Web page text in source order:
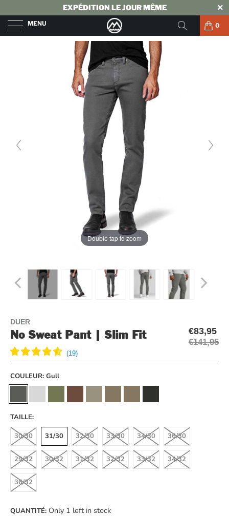
EXPÉDITION LE JOUR MÊME
MENU 0
Double tap to zoom
DUER
No Sweat Pant | Slim Fit €83,95
€141,95
TAILLE:
30/30 31/30 32/30 33/30 34/30 36/30
29/32 30/32 31/32 32/32 33/32 34/32
36/32
COULEUR: Gull
QUANTITÉ: Only 1 left in stock